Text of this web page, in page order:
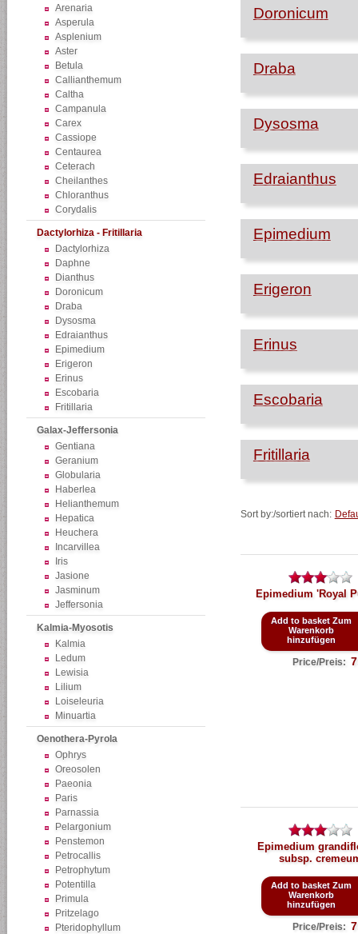
Arenaria
Asperula
Asplenium
Aster
Betula
Callianthemum
Caltha
Campanula
Carex
Cassiope
Centaurea
Ceterach
Cheilanthes
Chloranthus
Corydalis
Dactylorhiza - Fritillaria
Dactylorhiza
Daphne
Dianthus
Doronicum
Draba
Dysosma
Edraianthus
Epimedium
Erigeron
Erinus
Escobaria
Fritillaria
Galax-Jeffersonia
Gentiana
Geranium
Globularia
Haberlea
Helianthemum
Hepatica
Heuchera
Incarvillea
Iris
Jasione
Jasminum
Jeffersonia
Kalmia-Myosotis
Kalmia
Ledum
Lewisia
Lilium
Loiseleuria
Minuartia
Oenothera-Pyrola
Ophrys
Oreosolen
Paeonia
Paris
Parnassia
Pelargonium
Penstemon
Petrocallis
Petrophytum
Potentilla
Primula
Pritzelago
Pteridophyllum
Doronicum
Draba
Dysosma
Edraianthus
Epimedium
Erigeron
Erinus
Escobaria
Fritillaria
Sort by:/sortiert nach:
Epimedium 'Royal
Add to basket Zum
Warenkorb
hinzufügen
Price/Preis:
Epimedium
subsp.
Add to basket Zum
Warenkorb
hinzufügen
Price/Preis: